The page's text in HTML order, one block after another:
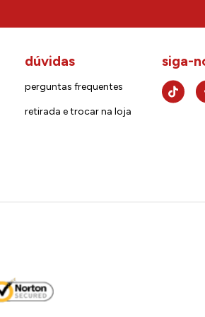
dúvidas
perguntas frequentes
retirada e trocar na loja
siga-